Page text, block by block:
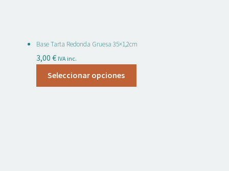
Base Tarta Redonda Gruesa 35×1,2cm
3,00 € IVA inc.
Seleccionar opciones